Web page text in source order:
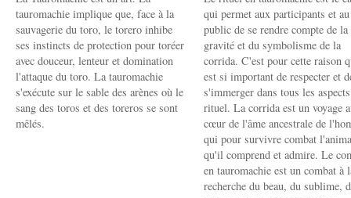
tauromachie implique que, face à la
sauvagerie du toro, le torero inhibe
ses instincts de protection pour toréer
avec douceur, lenteur et domination
l'attaque du toro. La tauromachie
s'exécute sur le sable des arènes où le
sang des toros et des toreros se sont
mêlés.
qui permet aux participants et au
public de se rendre compte de la
gravité et du symbolisme de la
corrida. C'est pour cette raison
est si important de respecter et
s'immerger dans tous les
rituel. La corrida est un voyage
cœur de l'âme ancestrale de
qui pour survivre combat
qu'il comprend et admire. Le
en tauromachie est un combat à
recherche du beau, du sublime,